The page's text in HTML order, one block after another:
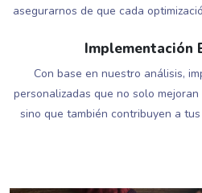
asegurarnos de que cada
Implementación
Con base en nuestro análisis,
personalizadas que no solo
sino que también contribuyen a